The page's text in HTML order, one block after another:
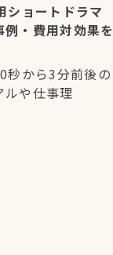
ショートドラマ
・費用対効果を
秒から3分前後の
や仕事理